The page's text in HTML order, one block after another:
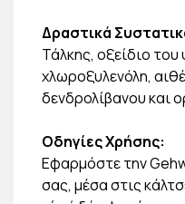
Δραστικά
Τάλκης, οξείδιο
χλωροξυλενόλη,
δενδρολίβανου και
Οδηγίες Χρήσης:
Εφαρμόστε την
σας, μέσα στις